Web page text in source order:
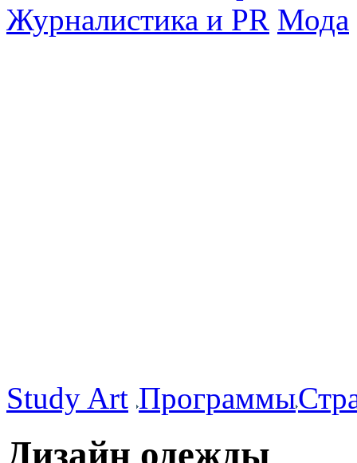
Журналистика и PR Мода
Study Art Программы
Дизайн одежды